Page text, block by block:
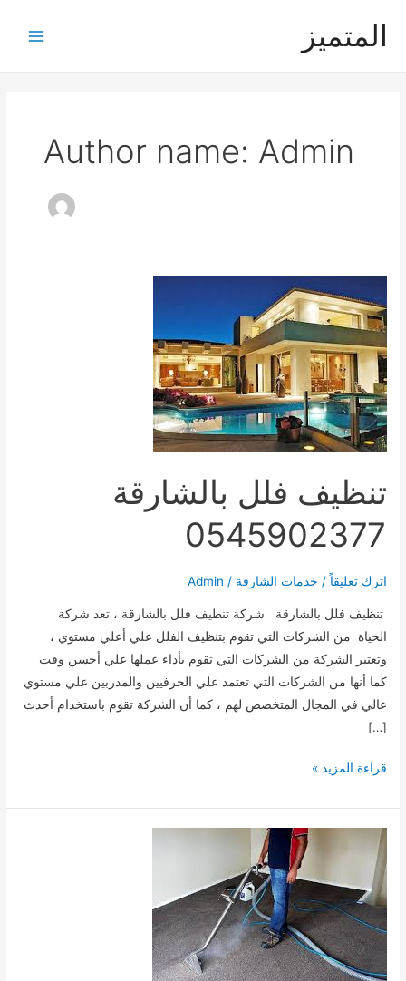
المتميز
Author name: Admin
تنظيف فلل بالشارقة
0545902377
اترك تعليقاً / خدمات الشارقة /
Admin
تنظيف فلل بالشارقة شركة تنظيف فلل بالشارقة ، تعد شركة
الحياة من الشركات التي تقوم بتنظيف الفلل علي أعلي مستوي ،
وتعتبر الشركة من الشركات التي تقوم بأداء عملها علي أحسن وقت
كما أنها من الشركات التي تعتمد علي الحرفيين والمدربين علي مستوي
عالي في المجال المتخصص لهم ، كما أن الشركة تقوم باستخدام أحدث
[…]
تنظيف
بالشارقة
0545902377
قراءة المزيد »